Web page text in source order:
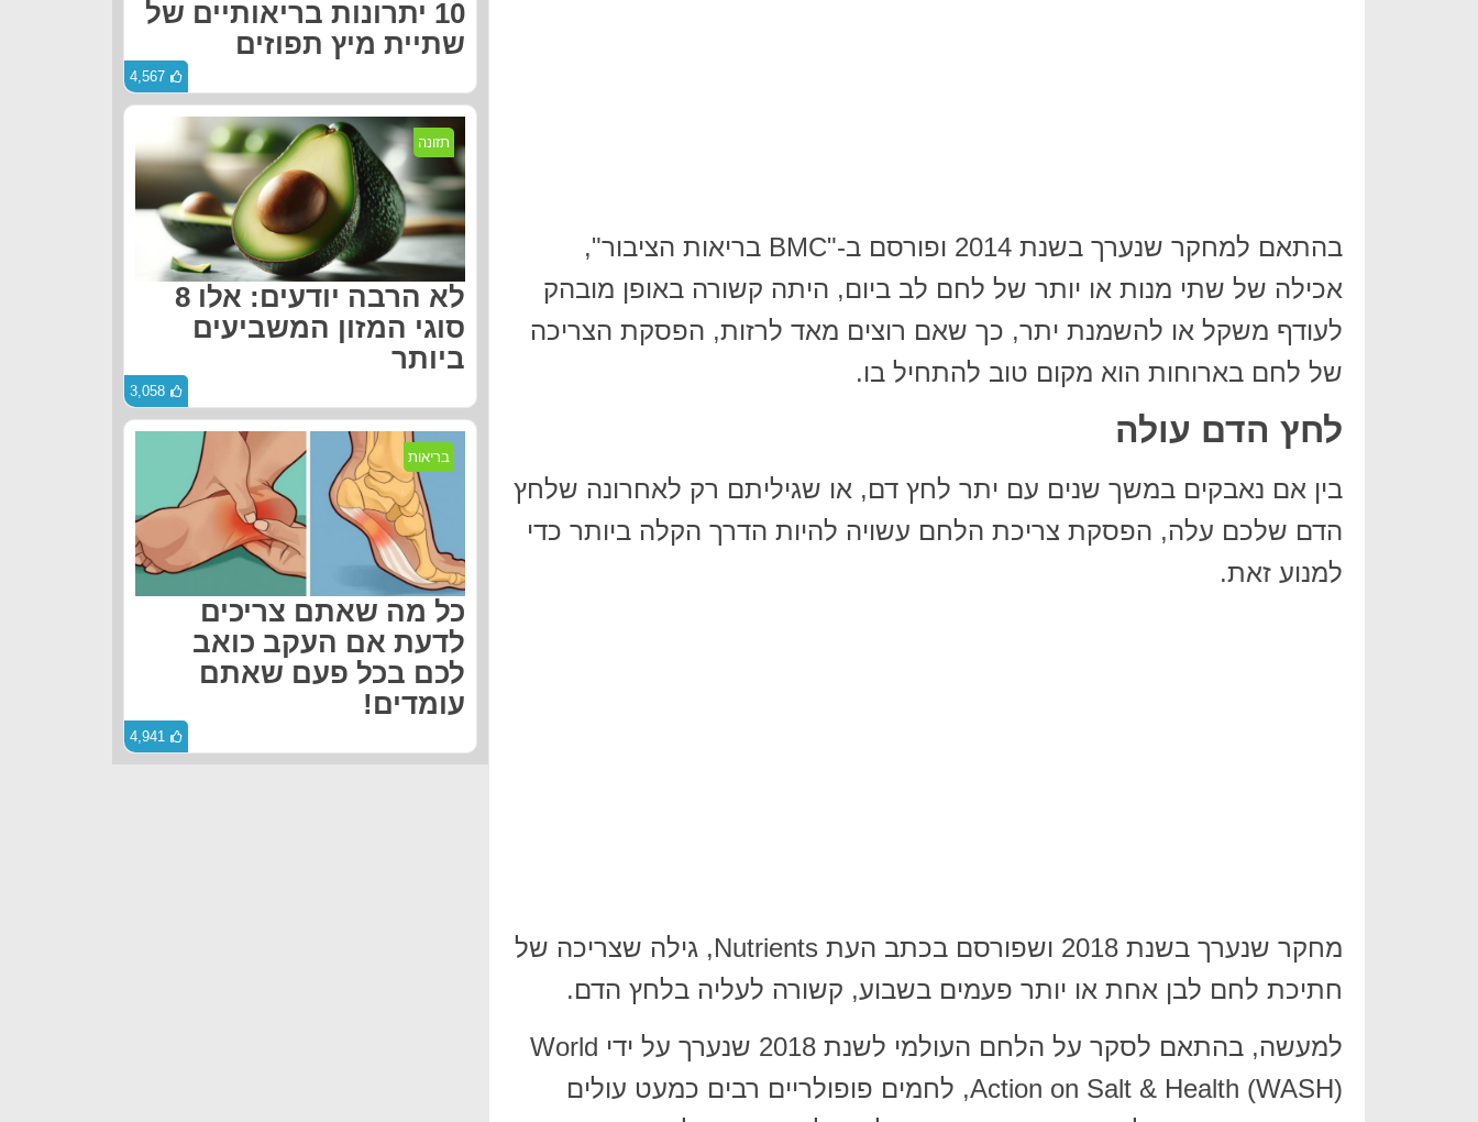
בהתאם למחקר שנערך בשנת 2014 ופורסם ב-"BMC בריאות הציבור",
אכילה של שתי מנות או יותר של לחם לב ביום, היתה קשורה באופן מובהק
לעודף משקל או להשמנת יתר, כך שאם רוצים מאד לרזות, הפסקת הצריכה
של לחם בארוחות הוא מקום טוב להתחיל בו.
לחץ הדם עולה
בין אם נאבקים במשך שנים עם יתר לחץ דם, או שגיליתם רק לאחרונה שלחץ
הדם שלכם עלה, הפסקת צריכת הלחם עשויה להיות הדרך הקלה ביותר כדי
למנוע זאת.
מחקר שנערך בשנת 2018 ושפורסם בכתב העת Nutrients, גילה שצריכה של
חתיכת לחם לבן אחת או יותר פעמים בשבוע, קשורה לעליה בלחץ הדם.
למעשה, בהתאם לסקר על הלחם העולמי לשנת 2018 שנערך על ידי World
Action on Salt & Health (WASH), לחמים פופולריים רבים כמעט עולים
10 יתרונות בריאותיים של
שתיית מיץ תפוזים
4,567
תזונה
לא הרבה יודעים: אלו 8
סוגי המזון המשביעים
ביותר
3,058
בריאות
כל מה שאתם צריכים
לדעת אם העקב כואב
לכם בכל פעם שאתם
עומדים!
4,941